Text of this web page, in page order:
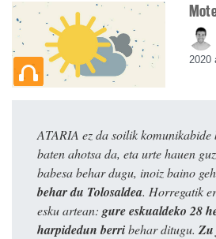
2020
ATARIA ez da soilik
baten ahotsa da, eta urte hauen
babesa behar dugu, inoiz baino
behar du Tolosaldea. Horregatik
esku artean: gure eskualdeko 28
harpidedun berribehar ditugu. Zu